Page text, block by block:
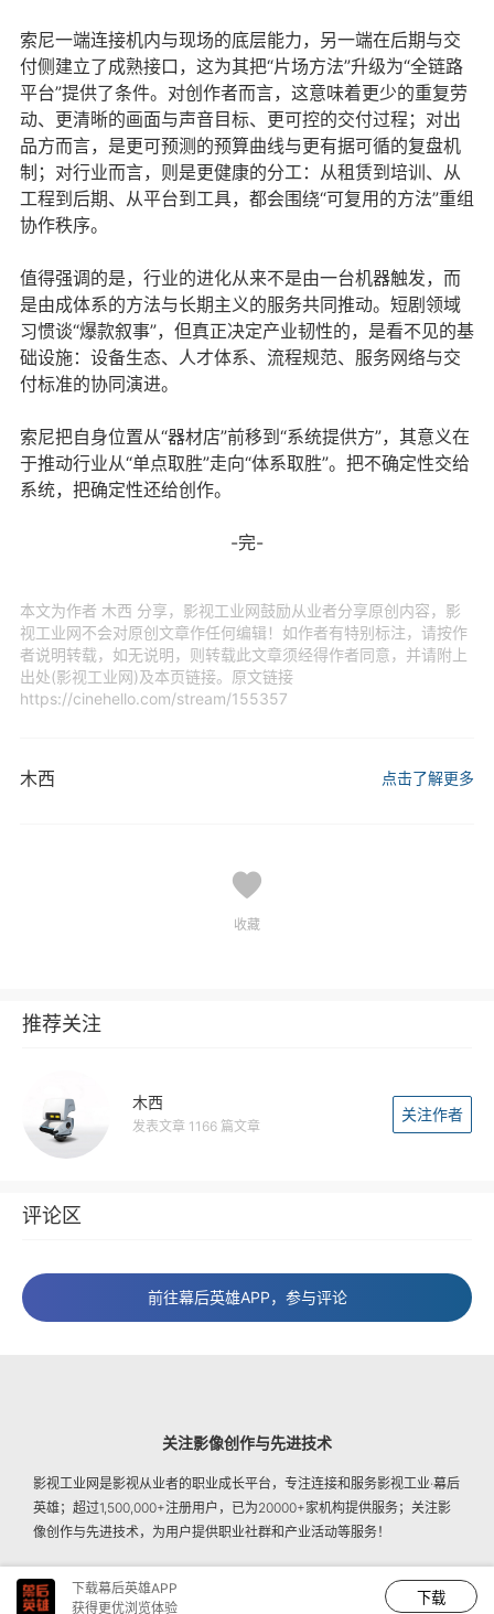
索尼一端连接机内与现场的底层能力，另一端在后期与交
付侧建立了成熟接口，这为其把“片场方法”升级为“全链路
平台”提供了条件。对创作者而言，这意味着更少的重复劳
动、更清晰的画面与声音目标、更可控的交付过程；对出
品方而言，是更可预测的预算曲线与更有据可循的复盘机
制；对行业而言，则是更健康的分工：从租赁到培训、从
工程到后期、从平台到工具，都会围绕“可复用的方法”重组
协作秩序。
值得强调的是，行业的进化从来不是由一台机器触发，而
是由成体系的方法与长期主义的服务共同推动。短剧领域
习惯谈“爆款叙事”，但真正决定产业韧性的，是看不见的基
础设施：设备生态、人才体系、流程规范、服务网络与交
付标准的协同演进。
索尼把自身位置从“器材店”前移到“系统提供方”，其意义在
于推动行业从“单点取胜”走向“体系取胜”。把不确定性交给
系统，把确定性还给创作。
-完-
本文为作者 木西 分享，影视工业网鼓励从业者分享原创内容，影
视工业网不会对原创文章作任何编辑！如作者有特别标注，请按作
者说明转载，如无说明，则转载此文章须经得作者同意，并请附上
出处(影视工业网)及本页链接。原文链接
https://cinehello.com/stream/155357
木西 点击了解更多
收藏
推荐关注
木西
发表文章 1166 篇文章
关注作者
评论区
前往幕后英雄APP，参与评论
关注影像创作与先进技术
影视工业网是影视从业者的职业成长平台，专注连接和服务影视工业·幕后
英雄；超过1,500,000+注册用户，已为20000+家机构提供服务；关注影
像创作与先进技术，为用户提供职业社群和产业活动等服务！
【京ICP证140369号】
下载幕后英雄APP
获得更优浏览体验
下载